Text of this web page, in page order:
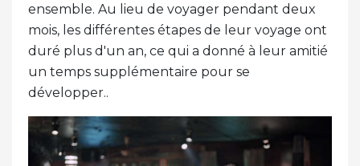
ensemble. Au lieu de voyager pendant deux
mois, les différentes étapes de leur voyage ont
duré plus d'un an, ce qui a donné à leur amitié
un temps supplémentaire pour se
développer..